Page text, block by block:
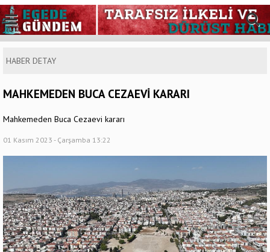
HABER DETAY
MAHKEMEDEN BUCA CEZAEVİ KARARI
Mahkemeden Buca Cezaevi kararı
01 Kasım 2023 - Çarşamba 13:22